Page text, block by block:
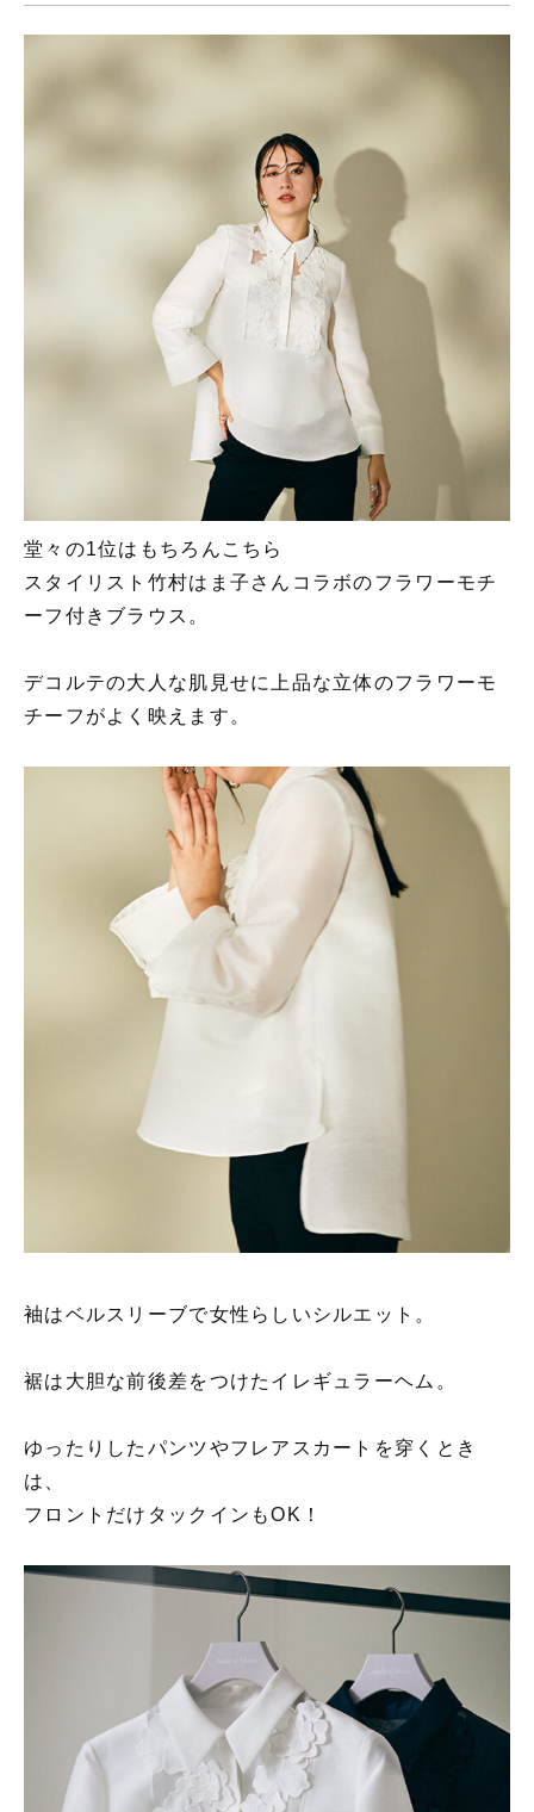
堂々の1位はもちろんこちら
スタイリスト竹村はま子さんコラボのフラワーモチ
ーフ付きブラウス。
デコルテの大人な肌見せに上品な立体のフラワーモ
チーフがよく映えます。
袖はベルスリーブで女性らしいシルエット。
裾は大胆な前後差をつけたイレギュラーヘム。
ゆったりしたパンツやフレアスカートを穿くとき
は、
フロントだけタックインもOK！